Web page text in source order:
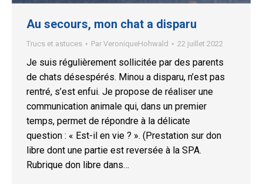
Au secours, mon chat a disparu
Trucs et astuces Par VeroniqueHohwald 22 juillet 2022
Je suis régulièrement sollicitée par des parents
de chats désespérés. Minou a disparu, n’est pas
rentré, s’est enfui. Je propose de réaliser une
communication animale qui, dans un premier
temps, permet de répondre à la délicate
question : « Est-il en vie ? ». (Prestation sur don
libre dont une partie est reversée à la SPA.
Rubrique don libre dans…